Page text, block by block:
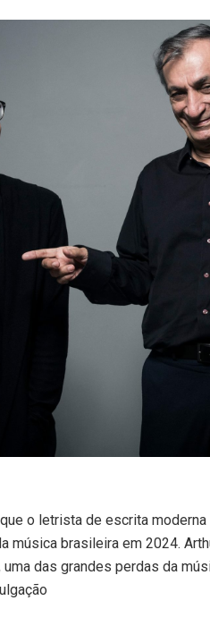
o letrista de escrita
música brasileira em 2024.
das grandes perdas da